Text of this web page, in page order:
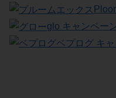
glo キャンペー
ベプログ キ